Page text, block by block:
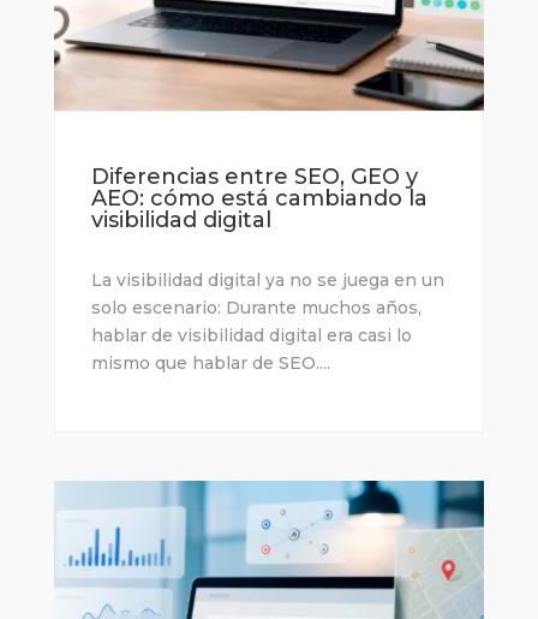
Diferencias entre SEO, GEO y
AEO: cómo está cambiando la
visibilidad digital
La visibilidad digital ya no se juega en un
solo escenario: Durante muchos años,
hablar de visibilidad digital era casi lo
mismo que hablar de SEO....